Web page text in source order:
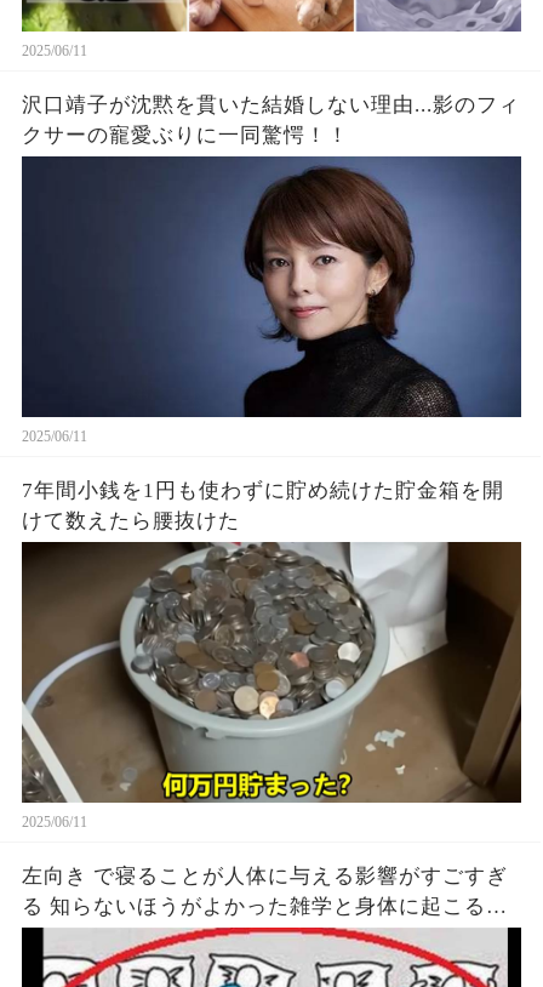
2025/06/11
沢口靖子が沈黙を貫いた結婚しない理由...影のフィ
クサーの寵愛ぶりに一同驚愕！！
2025/06/11
7年間小銭を1円も使わずに貯め続けた貯金箱を開
けて数えたら腰抜けた
2025/06/11
左向き で寝ることが人体に与える影響がすごすぎ
る 知らないほうがよかった雑学と身体に起こる現
象がヤバい… 驚くべき 大人の 面白いけど知ると後
悔